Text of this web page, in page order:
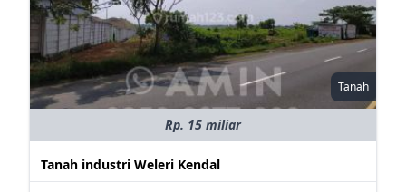
Tanah
Rp. 15 miliar
Tanah industri Weleri Kendal